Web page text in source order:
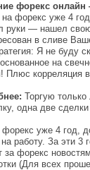
форекс
форекс уже 4
руки — нашел
в сливе
Я не буду
на
Плюс корреляция
Торгую
одна две
уже 4 год,
работу. За эти 3
за форекс
(Для всех